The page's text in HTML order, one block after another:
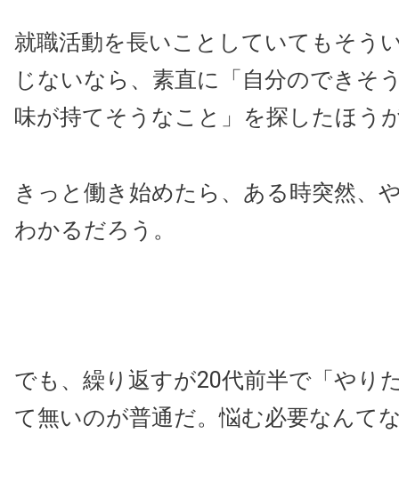
就職活動を長いことしていてもそう
じないなら、素直に「自分のできそ
味が持てそうなこと」を探したほう
きっと働き始めたら、ある時突然、
わかるだろう。
でも、繰り返すが20代前半で「やり
て無いのが普通だ。悩む必要なんて